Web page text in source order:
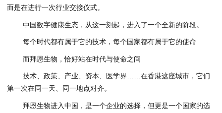
而是在进行一次行业交接仪式。
中国数字健康生态，从这一刻起，进入了一个全新的阶段。
每个时代都有属于它的技术，每个国家都有属于它的使命
而拜恩生物，恰好站在时代与使命之间
技术、政策、产业、资本、医学界……在香港这座城市，它们
第一次在同一天、同一地点对齐。
拜恩生物进入中国，是一个企业的选择，但更是一个国家的选